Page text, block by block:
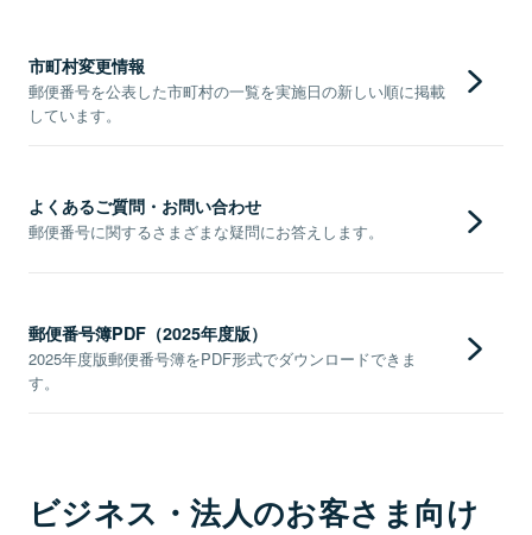
市町村変更情報
郵便番号を公表した市町村の一覧を実施日の新しい順に掲載
しています。
よくあるご質問・お問い合わせ
郵便番号に関するさまざまな疑問にお答えします。
郵便番号簿PDF（2025年度版）
2025年度版郵便番号簿をPDF形式でダウンロードできま
す。
ビジネス・法人のお客さま向け